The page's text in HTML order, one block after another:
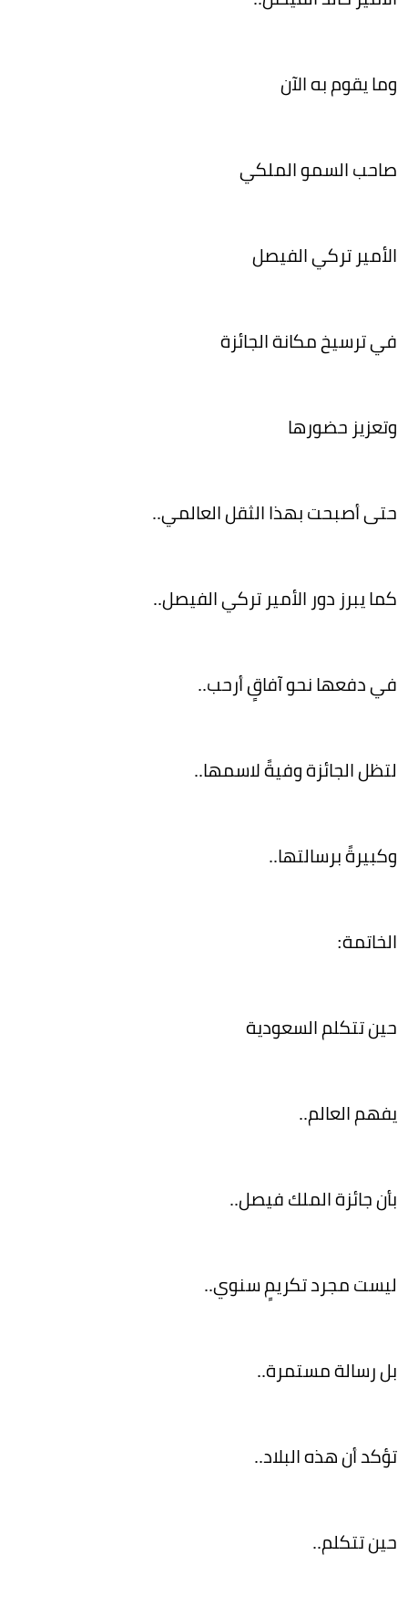
وما يقوم به الآن
صاحب السمو الملكي
الأمير تركي الفيصل
في ترسيخ مكانة الجائزة
وتعزيز حضورها
حتى أصبحت بهذا الثقل العالمي..
كما يبرز دور الأمير تركي الفيصل..
في دفعها نحو آفاقٍ أرحب..
لتظل الجائزة وفيةً لاسمها..
وكبيرةً برسالتها..
الخاتمة:
حين تتكلم السعودية
يفهم العالم..
بأن جائزة الملك فيصل..
ليست مجرد تكريمٍ سنوي..
بل رسالة مستمرة..
تؤكد أن هذه البلاد..
حين تتكلم..